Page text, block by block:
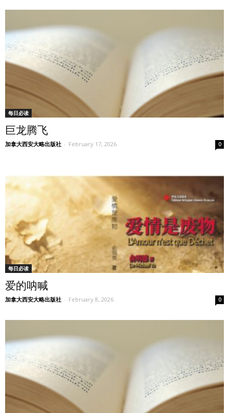
每日必读
巨龙腾飞
加拿大西安大略出版社 - February 17, 2026 0
每日必读
爱的呐喊
加拿大西安大略出版社 - February 8, 2026 0